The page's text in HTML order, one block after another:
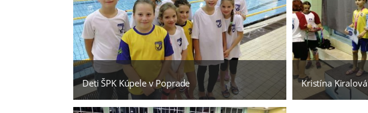
Deti ŠPK Kúpele v Poprade Kristína Kiralová